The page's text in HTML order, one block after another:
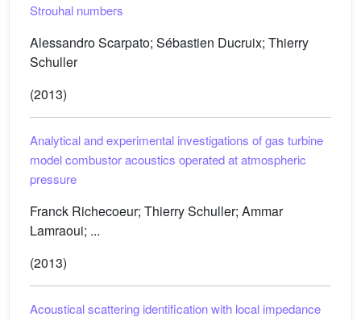
Strouhal numbers
Alessandro Scarpato; Sébastien Ducruix; Thierry
Schuller
(2013)
Analytical and experimental investigations of gas turbine
model combustor acoustics operated at atmospheric
pressure
Franck Richecoeur; Thierry Schuller; Ammar
Lamraoui; ...
(2013)
Acoustical scattering identification with local impedance